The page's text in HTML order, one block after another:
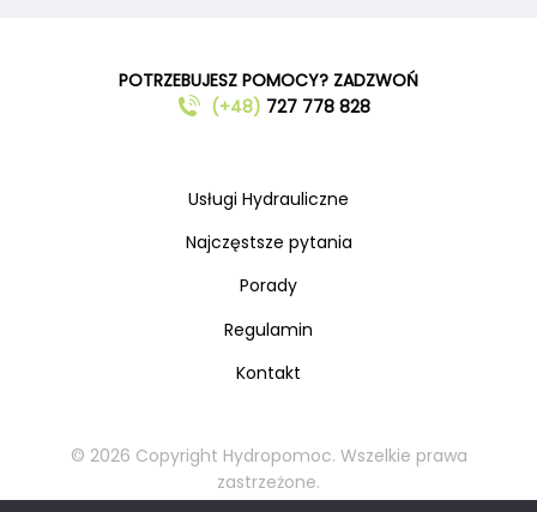
POTRZEBUJESZ POMOCY? ZADZWOŃ
(+48) 727 778 828
Usługi Hydrauliczne
Najczęstsze pytania
Porady
Regulamin
Kontakt
© 2026 Copyright Hydropomoc. Wszelkie prawa
zastrzeżone.